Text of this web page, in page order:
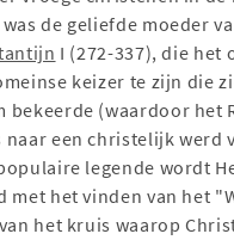
de geliefde moeder
I (272-337), die het
keizer te zijn die
bekeerde (waardoor het
naar een christelijk werd
legende wordt
met het vinden van het
het kruis waarop